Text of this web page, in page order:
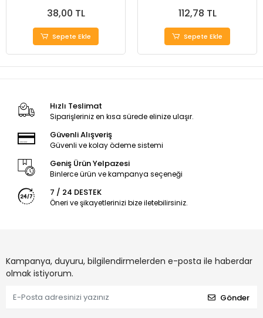
38,00 TL
Sepete Ekle
112,78 TL
Sepete Ekle
Hızlı Teslimat
Siparişleriniz en kısa sürede elinize ulaşır.
Güvenli Alışveriş
Güvenli ve kolay ödeme sistemi
Geniş Ürün Yelpazesi
Binlerce ürün ve kampanya seçeneği
7 / 24 DESTEK
Öneri ve şikayetlerinizi bize iletebilirsiniz.
Kampanya, duyuru, bilgilendirmelerden e-posta ile haberdar
olmak istiyorum.
Gönder